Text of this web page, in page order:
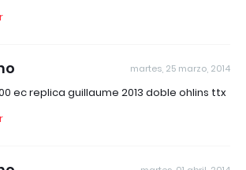
martes, 25 marzo, 2014
ec replica guillaume 2013 doble ohlins ttx